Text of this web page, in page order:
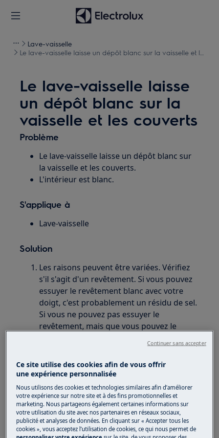
Lave-vaisselle
Le lave-vaisselle laisse un dépôt blanc sur la vaisselle et les
Le lave-vaisselle laisse
un dépôt blanc sur la
vaisselle et les couverts
Problème
Le lave-vaisselle laisse un dépôt blanc sur
la vaisselle et les couverts.
L'intérieur est blanc.
S'applique à
Lave-vaisselle
Solution
Les raisons peuvent être variées. Vérifiez
s'il s'agit d'un revêtement. Si vous pouvez
essuyer le revêtement blanc avec votre
doigt, c'est probablement un résidu de sel.
Si vous ne pouvez pas essuyer le
revêtement, mais que vous pouvez le
vinaigre, c'est probablement du calcaire.
S'il ne peut pas être retiré d'un verre, par
exemple, c'est probablement de la
corrosion du verre.
Vérifiez si le couvercle du réservoir à sel a
un joint et est bien fermé. (vérifiez aussi
qu'il ne soit pas cassé)
Vérifiez si le réservoir de sel est rempli de
Ce site utilise des cookies afin de vous offrir
une expérience personnalisée
Nous utilisons des cookies et technologies similaires afin d’améliorer
votre expérience sur notre site et à des fins promotionnelles et
marketing. Nous partageons également certaines informations sur
votre utilisation du site avec nos partenaires en réseaux sociaux,
publicité et analyses de données. En cliquant sur « Accepter tous les
cookies », vous acceptez l’utilisation de cookies, ce qui nous permet de
Continuer sans accepter